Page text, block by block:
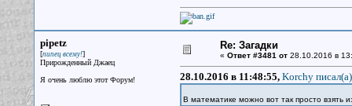
pipetz
[пипец всему!]
Прирожденный Джаец
Я очень люблю этот Форум!
Re: Загадки
« Ответ #3481 от28.10.2016 в
28.10.2016 в 11:48:55, Korchy писал(a)
В математике можно вот так просто взять